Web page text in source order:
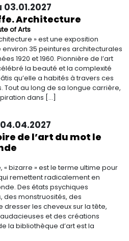
03.01.2027
Architecture
of Arts
» est une exposition
35 peintures architecturales
1920 et 1960. Pionnière de l’art
la beauté et la complexité
qu’elle a habités à travers ces
au long de sa longue carrière,
dans […]
04.04.2027
de l’art du mot le
« bizarre » est le terme ultime pour
remettent radicalement en
Des états psychiques
des monstruosités, des
les cheveux sur la tête,
et des créations
la bibliothèque d’art est la